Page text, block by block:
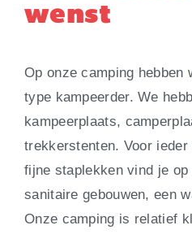
wenst
Op onze camping hebben
type kampeerder. We
kampeerplaats,
trekkerstenten. Voor
fijne staplekken vind je
sanitaire gebouwen, een
Onze camping is relatief